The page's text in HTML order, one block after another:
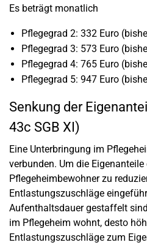
Es beträgt monatlich
Pflegegrad 2: 332 Euro
Pflegegrad 3: 573 Euro
Pflegegrad 4: 765 Euro
Pflegegrad 5: 947 Euro
Senkung der
43c SGB XI)
Eine Unterbringung im
verbunden. Um die
Pflegeheimbewohner zu
Entlastungszuschläge
Aufenthaltsdauer gestaffelt
im Pflegeheim wohnt, desto
Entlastungszuschläge zum